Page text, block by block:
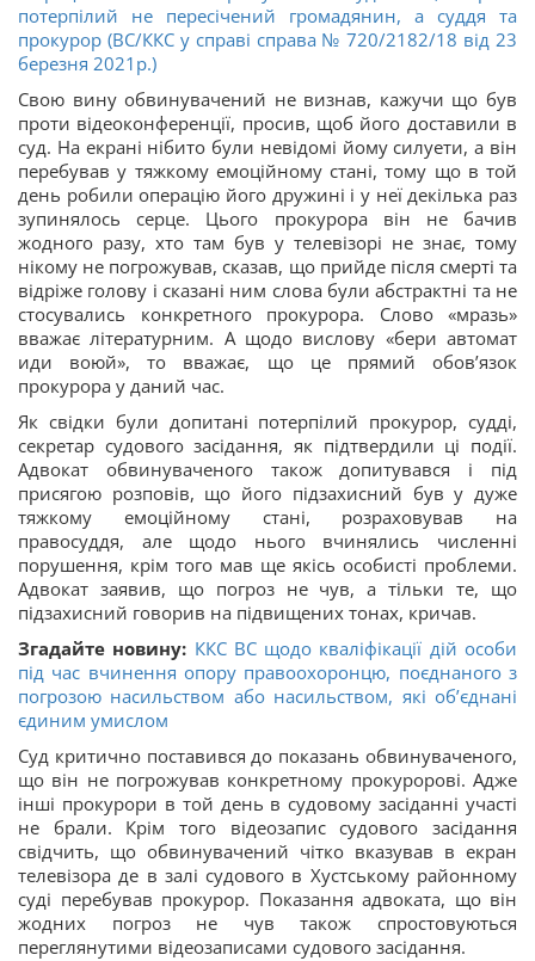
потерпілий не пересічений громадянин, а суддя та
прокурор (ВС/ККС у справі справа № 720/2182/18 від 23
березня 2021р.)
Свою вину обвинувачений не визнав, кажучи що був
проти відеоконференції, просив, щоб його доставили в
суд. На екрані нібито були невідомі йому силуети, а він
перебував у тяжкому емоційному стані, тому що в той
день робили операцію його дружині і у неї декілька раз
зупинялось серце. Цього прокурора він не бачив
жодного разу, хто там був у телевізорі не знає, тому
нікому не погрожував, сказав, що прийде після смерті та
відріже голову і сказані ним слова були абстрактні та не
стосувались конкретного прокурора. Слово «мразь»
вважає літературним. А щодо вислову «бери автомат
иди воюй», то вважає, що це прямий обовʼязок
прокурора у даний час.
Як свідки були допитані потерпілий прокурор, судді,
секретар судового засідання, як підтвердили ці події.
Адвокат обвинуваченого також допитувався і під
присягою розповів, що його підзахисний був у дуже
тяжкому емоційному стані, розраховував на
правосуддя, але щодо нього вчинялись численні
порушення, крім того мав ще якісь особисті проблеми.
Адвокат заявив, що погроз не чув, а тільки те, що
підзахисний говорив на підвищених тонах, кричав.
Згадайте новину: ККС ВС щодо кваліфікації дій особи
під час вчинення опору правоохоронцю, поєднаного з
погрозою насильством або насильством, які об’єднані
єдиним умислом
Суд критично поставився до показань обвинуваченого,
що він не погрожував конкретному прокуророві. Адже
інші прокурори в той день в судовому засіданні участі
не брали. Крім того відеозапис судового засідання
свідчить, що обвинувачений чітко вказував в екран
телевізора де в залі судового в Хустському районному
суді перебував прокурор. Показання адвоката, що він
жодних погроз не чув також спростовуються
переглянутими відеозаписами судового засідання.